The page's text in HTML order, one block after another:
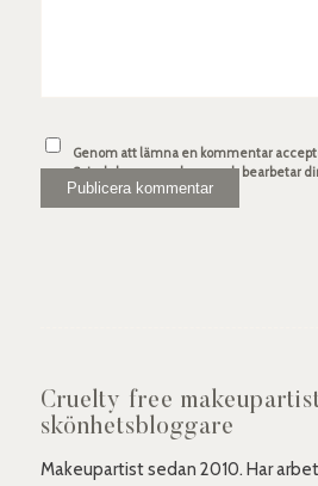
Genom att lämna en kommentar
Spindelsven.com lagrar och bearbetar
Cruelty free
skönhetsbloggare
Makeupartist sedan 2010. Har